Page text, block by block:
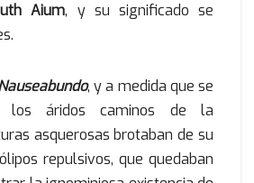
Aium, y su significado se
, y a medida que se
los áridos caminos de la
asquerosas brotaban de su
repulsivos, que quedaban